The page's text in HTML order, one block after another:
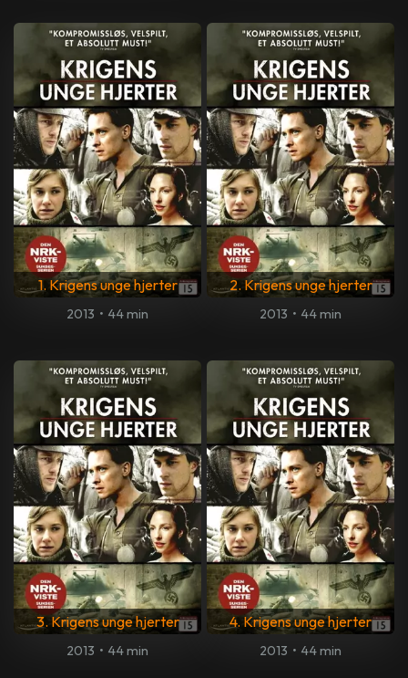
1. Krigens unge hjerter
2013 • 44 min
2. Krigens unge hjerter
2013 • 44 min
3. Krigens unge hjerter
2013 • 44 min
4. Krigens unge hjerter
2013 • 44 min